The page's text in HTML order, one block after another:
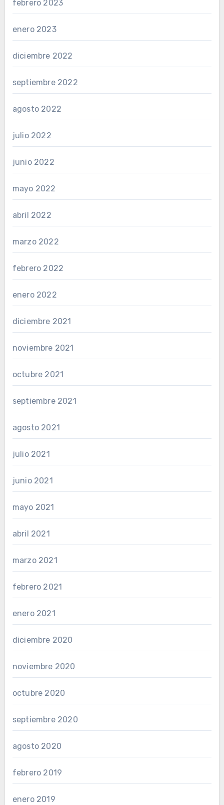
febrero 2023
enero 2023
diciembre 2022
septiembre 2022
agosto 2022
julio 2022
junio 2022
mayo 2022
abril 2022
marzo 2022
febrero 2022
enero 2022
diciembre 2021
noviembre 2021
octubre 2021
septiembre 2021
agosto 2021
julio 2021
junio 2021
mayo 2021
abril 2021
marzo 2021
febrero 2021
enero 2021
diciembre 2020
noviembre 2020
octubre 2020
septiembre 2020
agosto 2020
febrero 2019
enero 2019